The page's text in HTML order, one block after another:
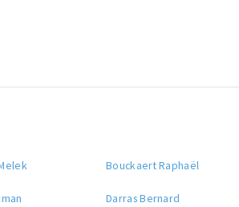
Bouckaert Raphaël
Darras Bernard